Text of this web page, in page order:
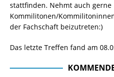
stattfinden. Nehmt auch gerne
Kommilitonen/
der Fachschaft beizutreten:)
Das letzte Treffen fand am